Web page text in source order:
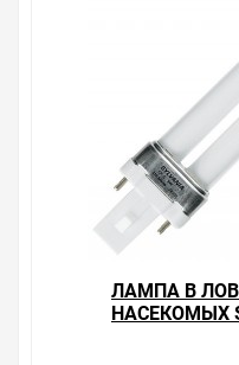
Брак – это исключение
выявлен, то возврат
соответствии с
защите прав
тратить много
Правила, согласно
очень простые. Мы
товар на то, который
возвращаем деньги.
Наличие Лампа в
Lynx-S 9W BL368 G23
складе уточняйте у
консультацию по тому,
преимущества
ЛАМПА В
НАСЕКОМЫХ